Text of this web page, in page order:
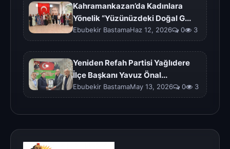
Kahramankazan’da Kadınlara
Yönelik “Yüzünüzdeki Doğal G...
Ebubekir BastamaHaz 12, 2026 0 3
Yeniden Refah Partisi Yağlıdere
İlçe Başkanı Yavuz Önal...
Ebubekir BastamaMay 13, 2026 0 3